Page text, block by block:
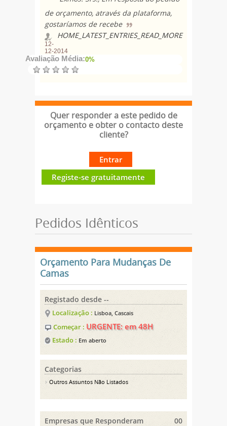
de orçamento, através da plataforma,
gostaríamos de recebe
HOME_LATEST_ENTRIES_READ_MORE
12-
12-2014
Avaliação Média:0%
Quer responder a este pedido de
orçamento e obter o contacto deste
cliente?
Entrar
Registe-se gratuitamente
Pedidos Idênticos
Orçamento Para Mudanças De
Camas
Registado desde --
Localização : Lisboa, Cascais
Começar : URGENTE: em 48H
Estado : Em aberto
Categorias
Outros Assuntos Não Listados
Empresas que Responderam 00